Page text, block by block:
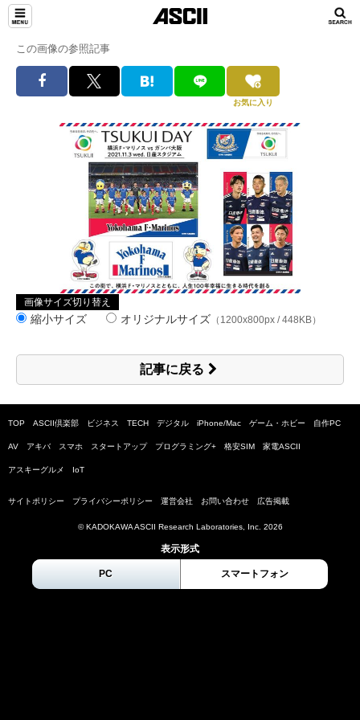
この画像の参照記事
お気に入り
画像サイズ切り替え
縮小サイズ オリジナルサイズ （1200x800px / 448KB）
記事に戻る
TOP ASCII倶楽部 ビジネス TECH デジタル iPhone/Mac ゲーム・ホビー 自作PC
AV アキバ スマホ スタートアップ プログラミング+ 格安SIM 家電ASCII
アスキーグルメ IoT
サイトポリシー プライバシーポリシー 運営会社 お問い合わせ 広告掲載
© KADOKAWA ASCII Research Laboratories, Inc. 2026
表示形式
PC スマートフォン